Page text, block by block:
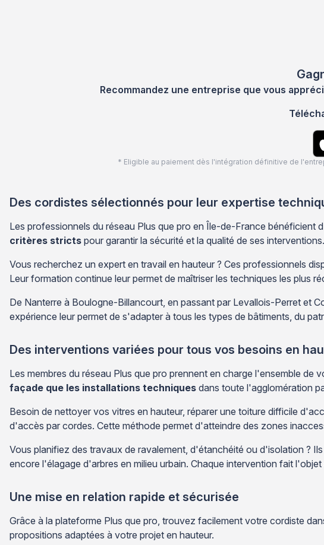
Recommandez une entreprise que vous
* Eligible au paiement dès l'intégration définitive de
Des cordistes sélectionnés pour leur expertise
Les professionnels du réseau Plus que pro en Île-de-France bénéficient
critères stricts pour garantir la sécurité et la qualité de ses interventions.
Vous recherchez un expert en travail en hauteur ? Ces professionnels
Leur formation continue leur permet de maîtriser les techniques les plus
De Nanterre à Boulogne-Billancourt, en passant par Levallois-Perret et
expérience leur permet de s'adapter à tous les types de bâtiments, du
Des interventions variées pour tous vos besoins en
Les membres du réseau Plus que pro prennent en charge l'ensemble de
façade que les installations techniques dans toute l'agglomération
Besoin de nettoyer vos vitres en hauteur, réparer une toiture difficile
d'accès par cordes. Cette méthode permet d'atteindre des zones
Vous planifiez des travaux de ravalement, d'étanchéité ou d'isolation ?
encore l'élagage d'arbres en milieu urbain. Chaque intervention fait
Une mise en relation rapide et sécurisée
Grâce à la plateforme Plus que pro, trouvez facilement votre cordiste
propositions adaptées à votre projet en hauteur.